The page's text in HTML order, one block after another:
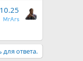
MrArs
для ответа.